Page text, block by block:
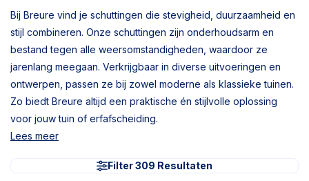
Bij Breure vind je schuttingen die stevigheid, duurzaamheid en
stijl combineren. Onze schuttingen zijn onderhoudsarm en
bestand tegen alle weersomstandigheden, waardoor ze
jarenlang meegaan. Verkrijgbaar in diverse uitvoeringen en
ontwerpen, passen ze bij zowel moderne als klassieke tuinen.
Zo biedt Breure altijd een praktische én stijlvolle oplossing
voor jouw tuin of erfafscheiding.
Lees meer
Filter 309 Resultaten